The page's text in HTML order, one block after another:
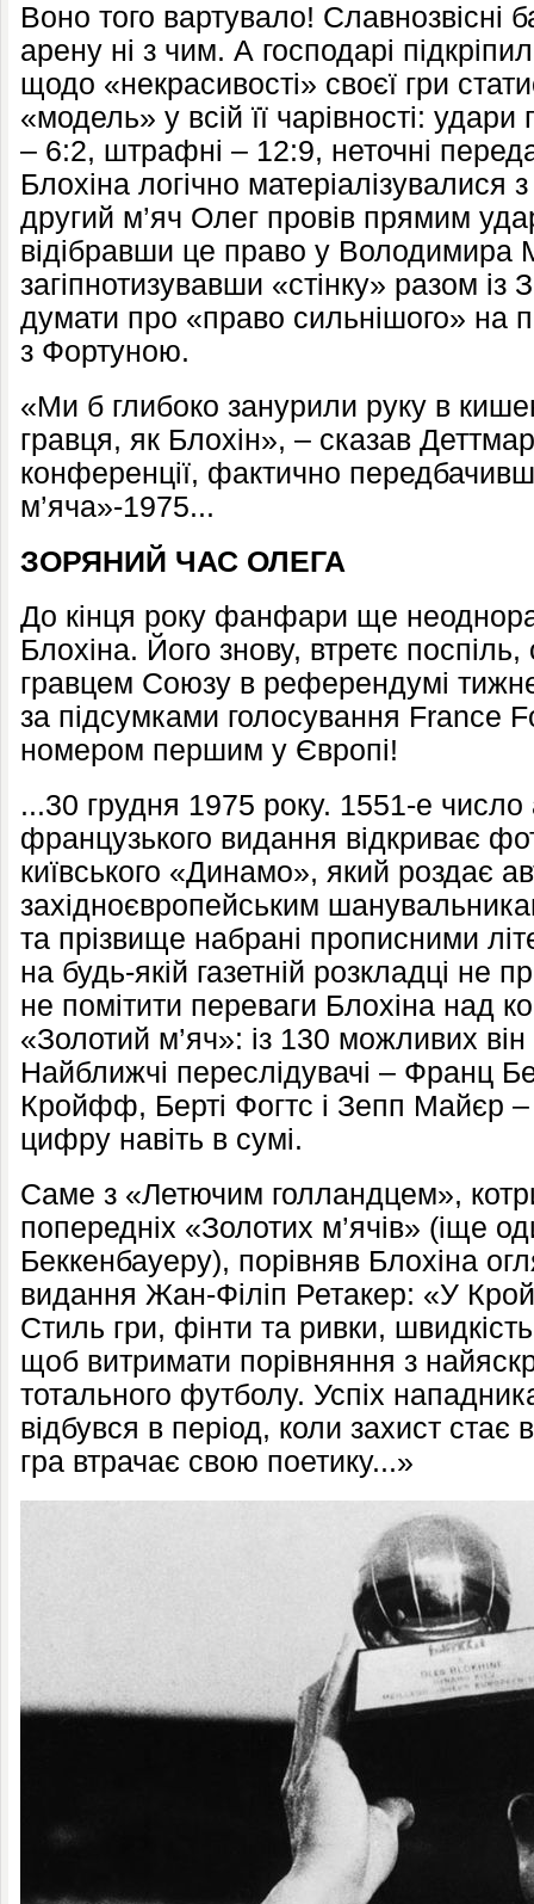
Воно того вартувало! Славнозвісні
арену ні з чим. А господарі
щодо «некрасивості» своєї гри
«модель» у всій її чарівності:
– 6:2, штрафні – 12:9, неточні
Блохіна логічно
другий м’яч Олег провів прямим
відібравши це право у Володимира
загіпнотизувавши «стінку» разом
думати про «право сильнішого» на
з Фортуною.
«Ми б глибоко занурили руку в
гравця, як Блохін», – сказав
конференції, фактично
м’яча»-1975...
ЗОРЯНИЙ ЧАС ОЛЕГА
До кінця року фанфари ще
Блохіна. Його знову, втретє
гравцем Союзу в референдумі
за підсумками голосування France
номером першим у Європі!
...30 грудня 1975 року. 1551-е число
французького видання відкриває
київського «Динамо», який роздає
західноєвропейським
та прізвище набрані прописними
на будь-якій газетній розкладці не
не помітити переваги Блохіна над
«Золотий м’яч»: із 130 можливих
Найближчі переслідувачі – Франц
Кройфф, Берті Фогтс і Зепп Майєр
цифру навіть в сумі.
Саме з «Летючим голландцем»,
попередніх «Золотих м’ячів» (іще
Беккенбауеру), порівняв Блохіна
видання Жан-Філіп Ретакер: «У
Стиль гри, фінти та ривки,
щоб витримати порівняння з
тотального футболу. Успіх
відбувся в період, коли захист
гра втрачає свою поетику...»